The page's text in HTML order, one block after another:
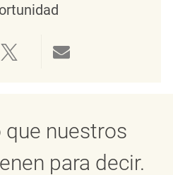
de LinkedIn
a través de
Compartir a través
que nuestros
para decir.